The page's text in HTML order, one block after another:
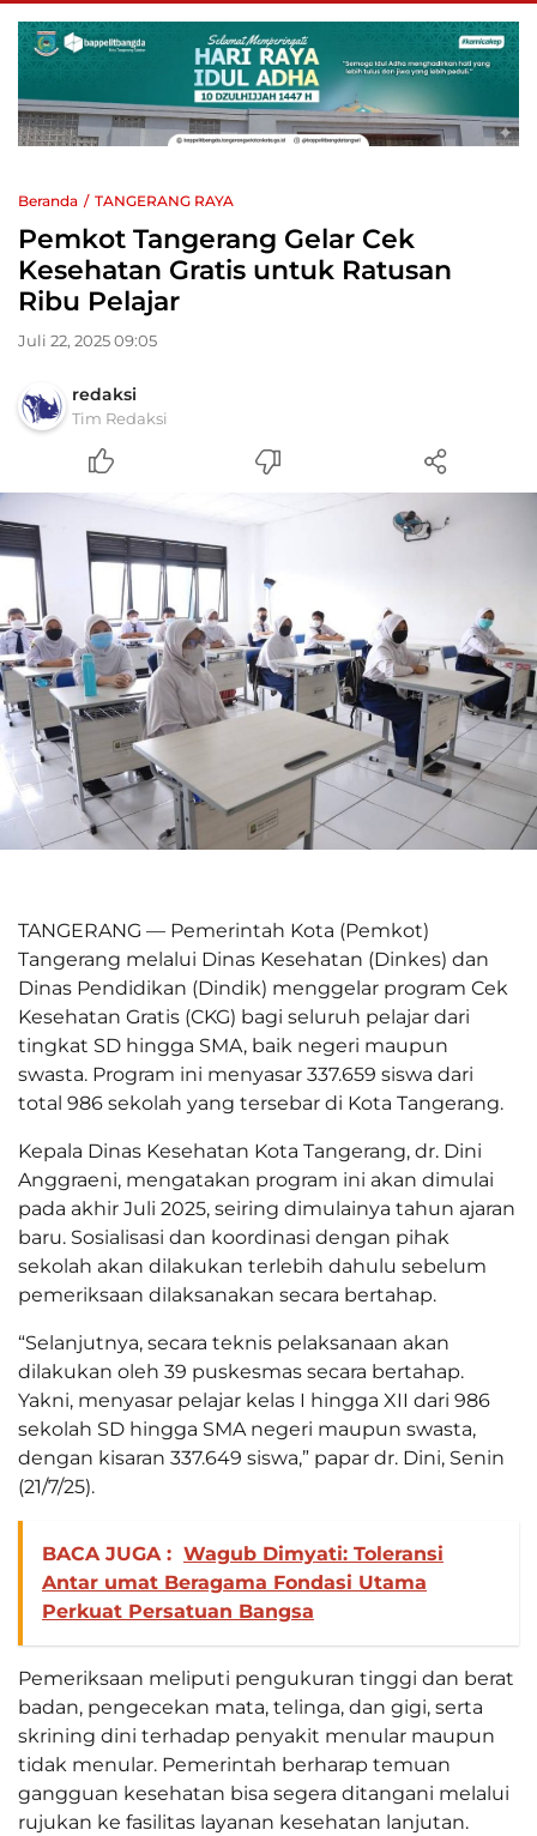
Beranda TANGERANG RAYA
Pemkot Tangerang Gelar Cek
Kesehatan Gratis untuk Ratusan
Ribu Pelajar
Juli 22, 2025 09:05
redaksi
Tim Redaksi
TANGERANG — Pemerintah Kota (Pemkot)
Tangerang melalui Dinas Kesehatan (Dinkes) dan
Dinas Pendidikan (Dindik) menggelar program Cek
Kesehatan Gratis (CKG) bagi seluruh pelajar dari
tingkat SD hingga SMA, baik negeri maupun
swasta. Program ini menyasar 337.659 siswa dari
total 986 sekolah yang tersebar di Kota Tangerang.
Kepala Dinas Kesehatan Kota Tangerang, dr. Dini
Anggraeni, mengatakan program ini akan dimulai
pada akhir Juli 2025, seiring dimulainya tahun ajaran
baru. Sosialisasi dan koordinasi dengan pihak
sekolah akan dilakukan terlebih dahulu sebelum
pemeriksaan dilaksanakan secara bertahap.
“Selanjutnya, secara teknis pelaksanaan akan
dilakukan oleh 39 puskesmas secara bertahap.
Yakni, menyasar pelajar kelas I hingga XII dari 986
sekolah SD hingga SMA negeri maupun swasta,
dengan kisaran 337.649 siswa,” papar dr. Dini, Senin
(21/7/25).
BACA JUGA : Wagub Dimyati: Toleransi
Antar umat Beragama Fondasi Utama
Perkuat Persatuan Bangsa
Pemeriksaan meliputi pengukuran tinggi dan berat
badan, pengecekan mata, telinga, dan gigi, serta
skrining dini terhadap penyakit menular maupun
tidak menular. Pemerintah berharap temuan
gangguan kesehatan bisa segera ditangani melalui
rujukan ke fasilitas layanan kesehatan lanjutan.